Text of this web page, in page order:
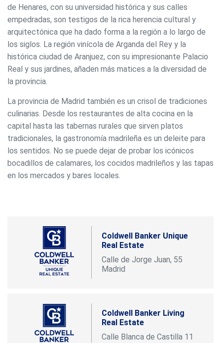
de Henares, con su universidad histórica y sus calles
empedradas, son testigos de la rica herencia cultural y
arquitectónica que ha dado forma a la región a lo largo de
los siglos. La región vinícola de Arganda del Rey y la
histórica ciudad de Aranjuez, con su impresionante Palacio
Real y sus jardines, añaden más matices a la diversidad de
la provincia.
La provincia de Madrid también es un crisol de tradiciones
culinarias. Desde los restaurantes de alta cocina en la
capital hasta las tabernas rurales que sirven platos
tradicionales, la gastronomía madrileña es un deleite para
los sentidos. No se puede dejar de probar los icónicos
bocadillos de calamares, los cocidos madrileños y las tapas
en los mercados y bares locales.
Coldwell Banker Unique
Real Estate
Calle de Jorge Juan, 55
Madrid
Coldwell Banker Living
Real Estate
Calle Blanca de Castilla 11